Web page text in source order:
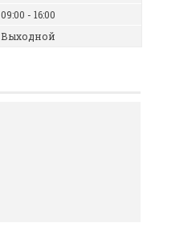
09:00
16:00
Выходной